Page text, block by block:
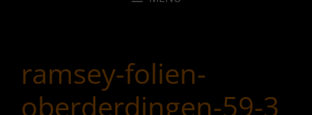
ramsey-folien-
oberderdingen-59-3